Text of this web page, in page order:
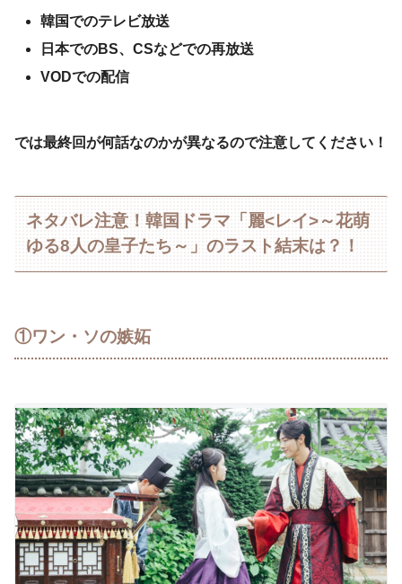
韓国でのテレビ放送
日本でのBS、CSなどでの再放送
VODでの配信
では最終回が何話なのかが異なるので注意してください！
ネタバレ注意！韓国ドラマ「麗<レイ>～花萌
ゆる8人の皇子たち～」のラスト結末は？！
①ワン・ソの嫉妬